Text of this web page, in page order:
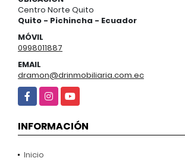
Centro Norte Quito
Quito - Pichincha - Ecuador
MÓVIL
0998011887
EMAIL
dramon@drinmobiliaria.com.ec
FacebookInstagram
YouTube
INFORMACIÓN
Inicio